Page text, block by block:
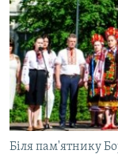
Біля пам'ятнику